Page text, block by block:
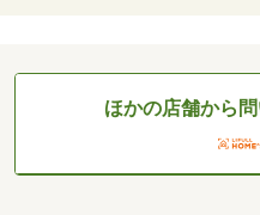
ほかの店舗から